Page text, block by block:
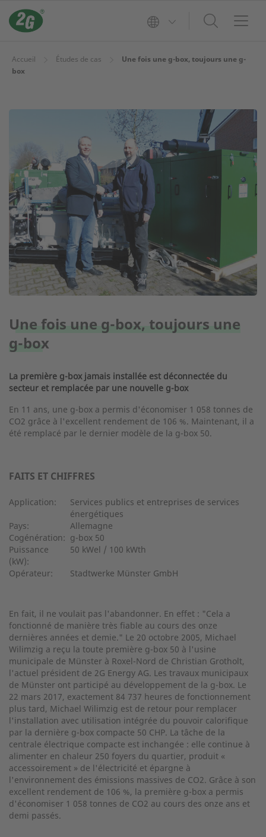
Accueil Études de cas
Une fois une g-box, toujours une g-
box
Une fois une g-box, toujours une
g-box
La première g-box jamais installée est déconnectée du
secteur et remplacée par une nouvelle g-box
En 11 ans, une g-box a permis d'économiser 1 058 tonnes de
CO2 grâce à l'excellent rendement de 106 %. Maintenant, il a
été remplacé par le dernier modèle de la g-box 50.
FAITS ET CHIFFRES
Application:
Services publics et entreprises de services
énergétiques
Pays:
Allemagne
Cogénération: g-box 50
Puissance
(kW):
50 kWel / 100 kWth
Opérateur: Stadtwerke Münster GmbH
En fait, il ne voulait pas l'abandonner. En effet : "Cela a
fonctionné de manière très fiable au cours des onze
dernières années et demie." Le 20 octobre 2005, Michael
Wilimzig a reçu la toute première g-box 50 à l'usine
municipale de Münster à Roxel-Nord de Christian Grotholt,
l'actuel président de 2G Energy AG. Les travaux municipaux
de Münster ont participé au développement de la g-box. Le
22 mars 2017, exactement 84 737 heures de fonctionnement
plus tard, Michael Wilimzig est de retour pour remplacer
l'installation avec utilisation intégrée du pouvoir calorifique
par la dernière g-box compacte 50 CHP. La tâche de la
centrale électrique compacte est inchangée : elle continue à
alimenter en chaleur 250 foyers du quartier, produit «
accessoirement » de l'électricité et épargne à
l'environnement des émissions massives de CO2. Grâce à son
excellent rendement de 106 %, la première g-box a permis
d'économiser 1 058 tonnes de CO2 au cours des onze ans et
demi passés.